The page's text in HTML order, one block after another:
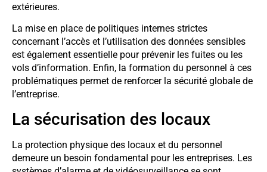
extérieures.
La mise en place de politiques internes strictes
concernant l’accès et l’utilisation des données sensibles
est également essentielle pour prévenir les fuites ou les
vols d’information. Enfin, la formation du personnel à ces
problématiques permet de renforcer la sécurité globale de
l’entreprise.
La sécurisation des locaux
La protection physique des locaux et du personnel
demeure un besoin fondamental pour les entreprises. Les